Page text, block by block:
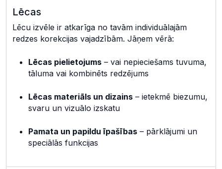
Lēcas
Lēcu izvēle ir atkarīga no tavām individuālajām
redzes korekcijas vajadzībām. Jāņem vērā:
Lēcas pielietojums – vai nepieciešams tuvuma,
tāluma vai kombinēts redzējums
Lēcas materiāls un dizains – ietekmē biezumu,
svaru un vizuālo izskatu
Pamata un papildu īpašības – pārklājumi un
speciālās funkcijas